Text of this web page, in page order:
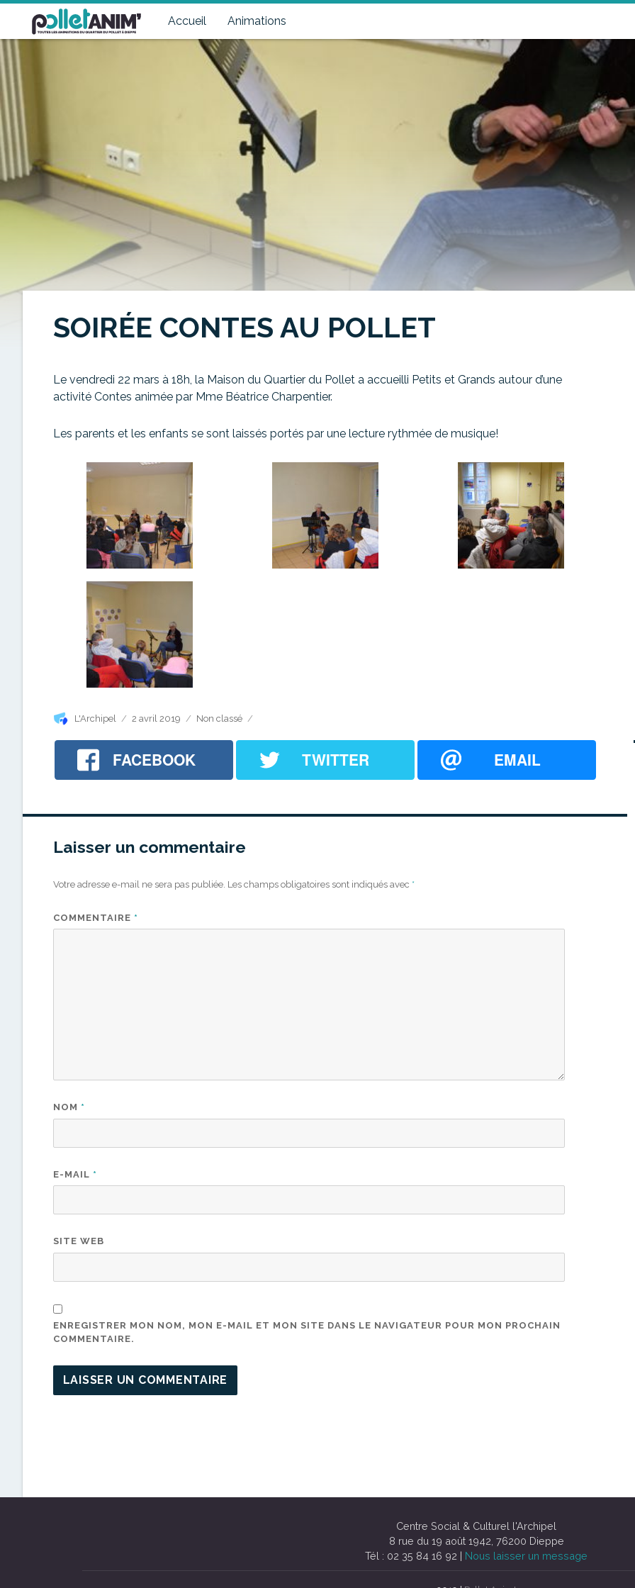
Accueil Animations
Pollet Anim'
Toutes les animations du quartier du Pollet à Dieppe
SOIRÉE CONTES AU POLLET
Le vendredi 22 mars à 18h, la Maison du Quartier du Pollet a accueilli Petits et Grands autour d’une
activité Contes animée par Mme Béatrice Charpentier.
Les parents et les enfants se sont laissés portés par une lecture rythmée de musique!
Auteur
L'Archipel
Publié
2 avril 2019 Catégories
Non classé
FACEBOOK TWITTER EMAIL
Laisser un commentaire
Votre adresse e-mail ne sera pas publiée. Les champs obligatoires sont indiqués avec *
COMMENTAIRE *
NOM *
E-MAIL *
SITE WEB
ENREGISTRER MON NOM, MON E-MAIL ET MON SITE DANS LE NAVIGATEUR POUR MON PROCHAIN
COMMENTAIRE.
Centre Social & Culturel l'Archipel
8 rue du 19 août 1942, 76200 Dieppe
Tél : 02 35 84 16 92 | Nous laisser un message